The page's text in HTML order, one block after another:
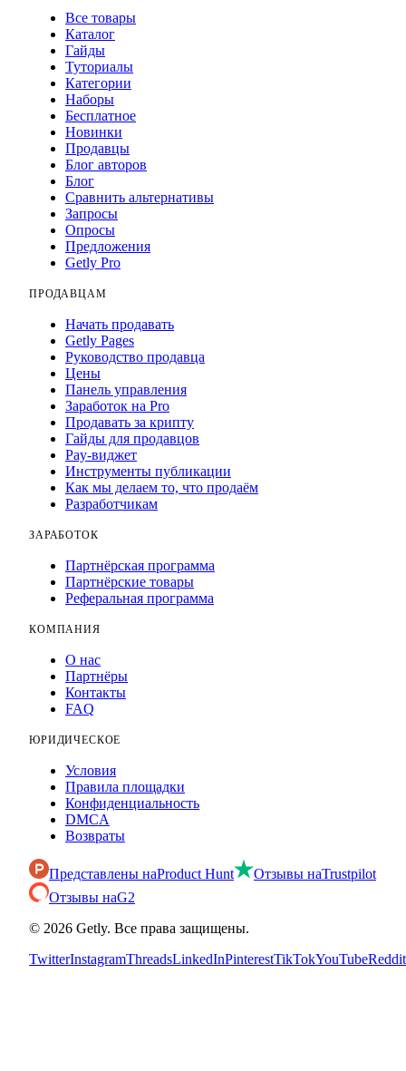
Все товары
Каталог
Гайды
Туториалы
Категории
Наборы
Бесплатное
Новинки
Продавцы
Блог авторов
Блог
Сравнить альтернативы
Запросы
Опросы
Предложения
Getly Pro
ПРОДАВЦАМ
Начать продавать
Getly Pages
Руководство продавца
Цены
Панель управления
Заработок на Pro
Продавать за крипту
Гайды для продавцов
Pay-виджет
Инструменты публикации
Как мы делаем то, что продаём
Разработчикам
ЗАРАБОТОК
Партнёрская программа
Партнёрские товары
Реферальная программа
КОМПАНИЯ
О нас
Партнёры
Контакты
FAQ
ЮРИДИЧЕСКОЕ
Условия
Правила площадки
Конфиденциальность
DMCA
Возвраты
Представлены наProduct Hunt Отзывы наTrustpilot
Отзывы наG2
© 2026 Getly. Все права защищены.
TwitterInstagramThreadsLinkedInPinterestTikTokYouTubeReddit